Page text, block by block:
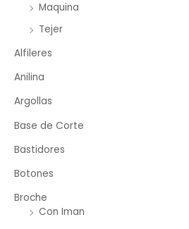
Maquina
Tejer
Alfileres
Anilina
Argollas
Base de Corte
Bastidores
Botones
Broche
Con Iman